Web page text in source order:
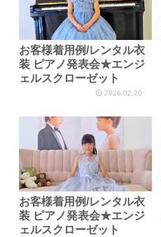
お客様着用例/レンタル衣
装 ピアノ発表会★エンジ
ェルスクローゼット
2026.02.20
お客様着用例/レンタル衣
装 ピアノ発表会★エンジ
ェルスクローゼット